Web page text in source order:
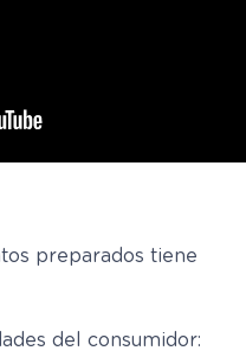
preparados tiene
del consumidor: